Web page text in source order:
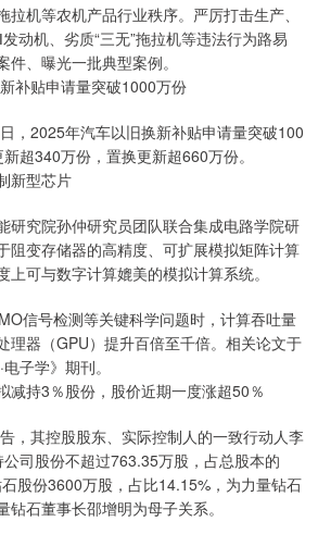
机等农机产品行业秩序。严厉打击生产、
动机、劣质“三无”拖拉机等违法行为路易
、曝光一批典型案例。
补贴申请量突破1000万份
，2025年汽车以旧换新补贴申请量突破100
超340万份，置换更新超660万份。
新型芯片
研究院孙仲研究员团队联合集成电路学院研
阻变存储器的高精度、可扩展模拟矩阵计算
可与数字计算媲美的模拟计算系统。
信号检测等关键科学问题时，计算吞吐量
理器（GPU）提升百倍至千倍。相关论文于
子学》期刊。
减持3％股份，股价近期一度涨超50％
，其控股股东、实际控制人的一致行动人李
司股份不超过763.35万股，占总股本的
股份3600万股，占比14.15%，为力量钻石
石董事长邵增明为母子关系。